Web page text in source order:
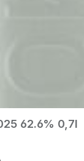
62.6% 0,7l